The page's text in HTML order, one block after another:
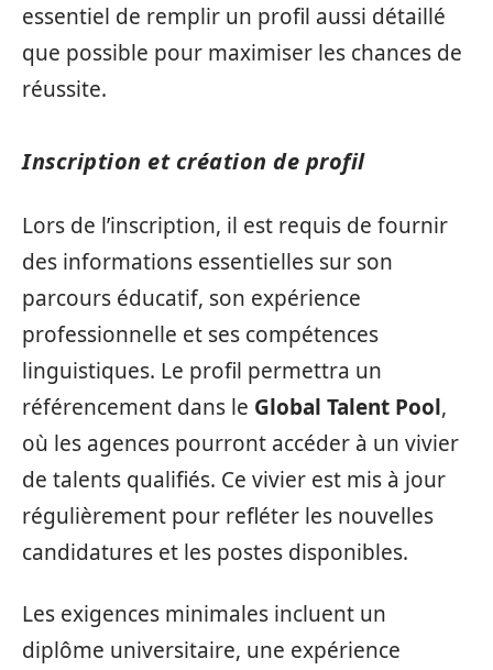
essentiel de remplir un profil aussi détaillé
que possible pour maximiser les chances de
réussite.
Inscription et création de profil
Lors de l’inscription, il est requis de fournir
des informations essentielles sur son
parcours éducatif, son expérience
professionnelle et ses compétences
linguistiques. Le profil permettra un
référencement dans le Global Talent Pool,
où les agences pourront accéder à un vivier
de talents qualifiés. Ce vivier est mis à jour
régulièrement pour refléter les nouvelles
candidatures et les postes disponibles.
Les exigences minimales incluent un
diplôme universitaire, une expérience